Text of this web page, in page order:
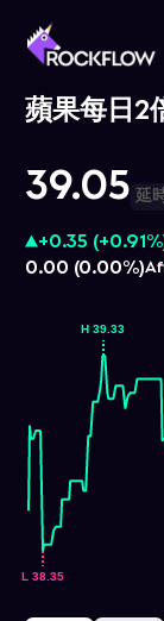
蘋果每日2
39.05 延
+0.35 (+0.91%
0.00 (0.00%)